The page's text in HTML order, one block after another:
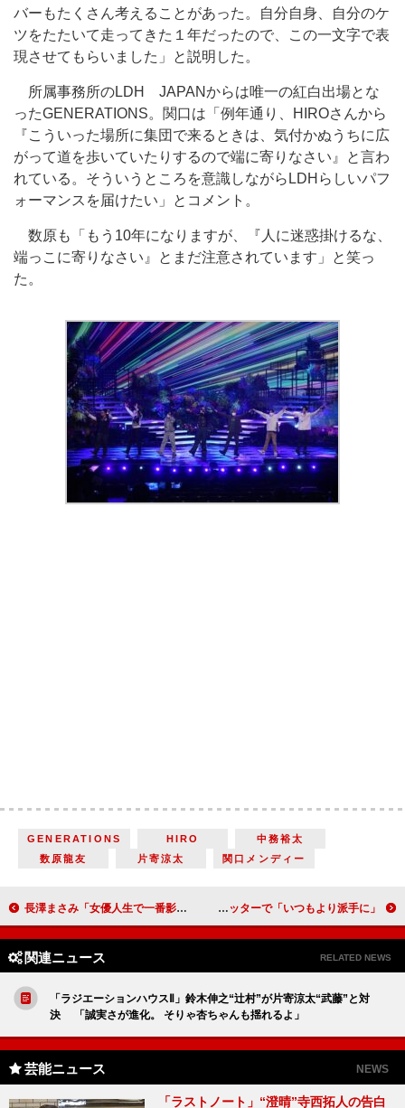
バーもたくさん考えることがあった。自分自身、自分のケ
ツをたたいて走ってきた１年だったので、この一文字で表
現させてもらいました」と説明した。
所属事務所のLDH JAPANからは唯一の紅白出場とな
ったGENERATIONS。関口は「例年通り、HIROさんから
『こういった場所に集団で来るときは、気付かぬうちに広
がって道を歩いていたりするので端に寄りなさい』と言わ
れている。そういうところを意識しながらLDHらしいパフ
ォーマンスを届けたい」とコメント。
数原も「もう10年になりますが、『人に迷惑掛けるな、
端っこに寄りなさい』とまだ注意されています」と笑っ
た。
GENERATIONS HIRO
中務裕太
数原龍友
片寄涼太 関口メンディー
長澤まさみ「女優人生で一番影響を受けたのはダー子」 小手伸也「長澤さんは意外と暗いところがある」 LiSA、今年の漢字１文字は「祝」 紅白トップバッターで「いつもより派手に」
関連ニュース RELATED NEWS
「ラジエーションハウスⅡ」鈴木伸之“辻村”が片寄涼太“武藤”と対
決 「誠実さが進化。 そりゃ杏ちゃんも揺れるよ」
芸能ニュース NEWS
「ラストノート」“澄晴”寺西拓人の告白